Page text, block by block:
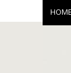
HOME